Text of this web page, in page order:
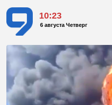
10:23
6 августа Четверг